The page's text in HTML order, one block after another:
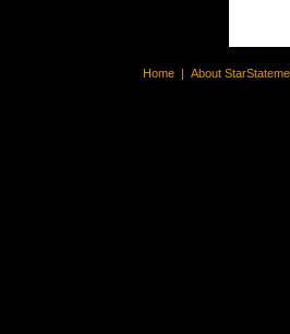
Home | About